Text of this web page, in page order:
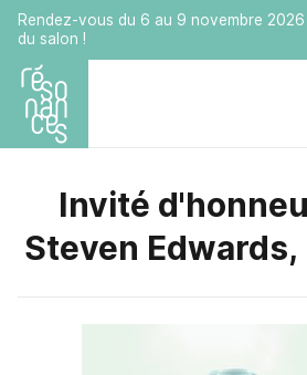
Rendez-vous du 6 au 9 novembre
du salon !
Invité
Steven Edwards,